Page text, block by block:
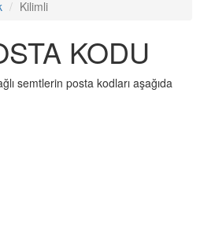
Kilimli
KODU
semtlerin posta kodları aşağıda